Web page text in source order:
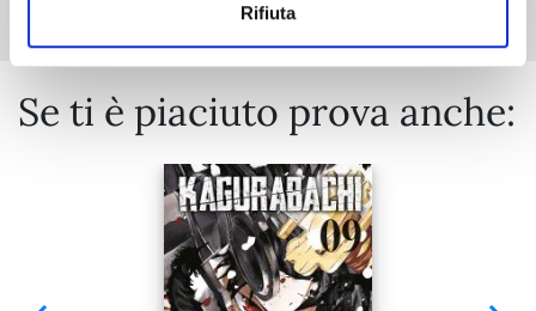
Rifiuta
Se ti è piaciuto prova anche: